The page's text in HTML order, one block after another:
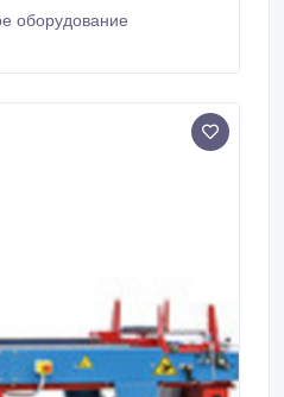
горизонтальным
вариант при
оборудование